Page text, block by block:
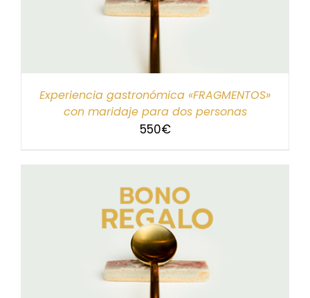
Experiencia gastronómica «FRAGMENTOS»
con maridaje para dos personas
550€